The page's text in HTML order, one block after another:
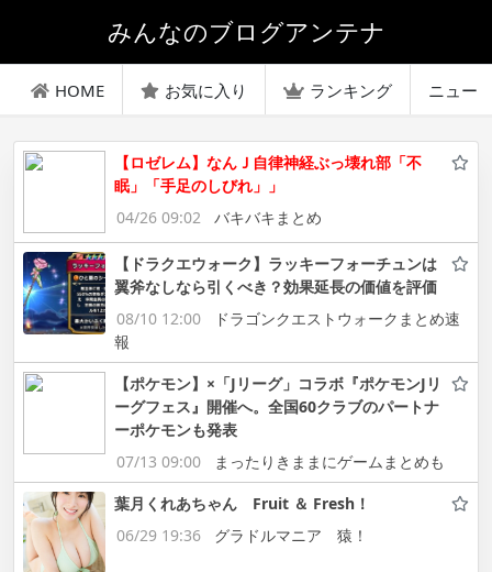
みんなのブログアンテナ
HOME お気に入り ランキング ニュー
【ロゼレム】なんＪ自律神経ぶっ壊れ部「不
眠」「手足のしびれ」」
04/26 09:02
バキバキまとめ
【ドラクエウォーク】ラッキーフォーチュンは
翼斧なしなら引くべき？効果延長の価値を評価
08/10 12:00
ドラゴンクエストウォークまとめ速
報
【ポケモン】×「Jリーグ」コラボ『ポケモンJリ
ーグフェス』開催へ。全国60クラブのパートナ
ーポケモンも発表
07/13 09:00
まったりきままにゲームまとめも
葉月くれあちゃん Fruit ＆ Fresh！
06/29 19:36
グラドルマニア 猿！